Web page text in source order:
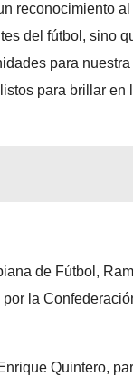
reconocimiento al
del fútbol, sino
para nuestra
para brillar en
de Fútbol,
la
Quintero,